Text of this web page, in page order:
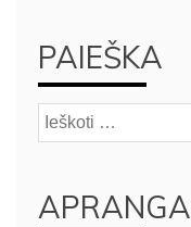
PAIEŠKA
Ieškoti:
APRANGA